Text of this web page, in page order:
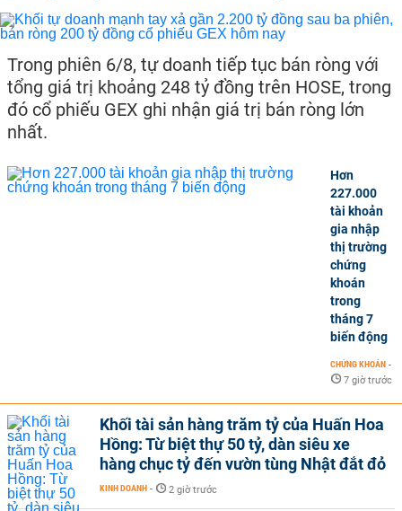
Trong phiên 6/8, tự doanh tiếp tục bán ròng với
tổng giá trị khoảng 248 tỷ đồng trên HOSE, trong
đó cổ phiếu GEX ghi nhận giá trị bán ròng lớn
nhất.
Hơn
227.000
tài khoản
gia nhập
thị trường
chứng
khoán
trong
tháng 7
biến động
CHỨNG KHOÁN -
7 giờ trước
Khối tài sản hàng trăm tỷ của Huấn Hoa
Hồng: Từ biệt thự 50 tỷ, dàn siêu xe
hàng chục tỷ đến vườn tùng Nhật đắt đỏ
KINH DOANH - 2 giờ trước